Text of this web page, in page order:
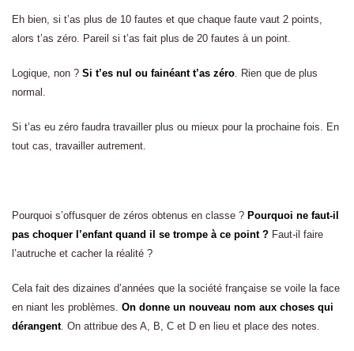
Eh bien, si t’as plus de 10 fautes et que chaque faute vaut 2 points,
alors t’as zéro. Pareil si t’as fait plus de 20 fautes à un point.
Logique, non ? Si t’es nul ou fainéant t’as zéro. Rien que de plus
normal.
Si t’as eu zéro faudra travailler plus ou mieux pour la prochaine fois. En
tout cas, travailler autrement.
Pourquoi s’offusquer de zéros obtenus en classe ? Pourquoi ne faut-il
pas choquer l’enfant quand il se trompe à ce point ? Faut-il faire
l’autruche et cacher la réalité ?
Cela fait des dizaines d’années que la société française se voile la face
en niant les problèmes. On donne un nouveau nom aux choses qui
dérangent. On attribue des A, B, C et D en lieu et place des notes.